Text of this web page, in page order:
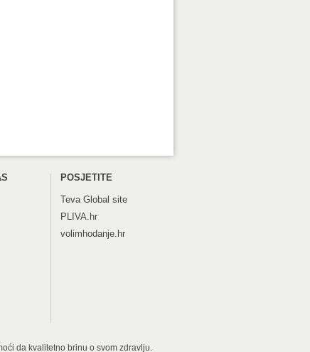
POSJETITE
TevaGlobal site
PLIVA.hr
volimhodanje.hr
da kvalitetno brinu o svom zdravlju.